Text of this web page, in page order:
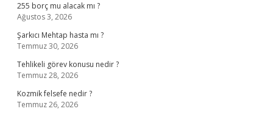
255 borç mu alacak mı ?
Ağustos 3, 2026
Şarkıcı Mehtap hasta mı ?
Temmuz 30, 2026
Tehlikeli görev konusu nedir ?
Temmuz 28, 2026
Kozmik felsefe nedir ?
Temmuz 26, 2026